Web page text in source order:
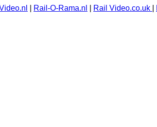
Rail-O-Rama.nl Rail Video.co.uk